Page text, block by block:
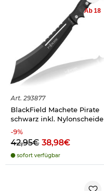
Ab 18
Art. 293877
BlackField Machete Pirate
schwarz inkl. Nylonscheide
-9%
42,95€ 38,98€
sofort verfügbar